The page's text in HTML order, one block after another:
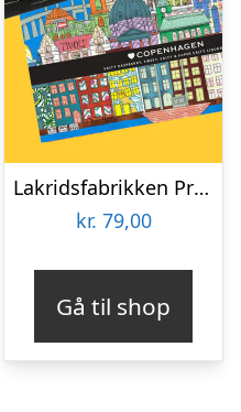
Lakridsfabrikken Premiumlakrids – Copenhagen
kr. 79,00
Gå til shop